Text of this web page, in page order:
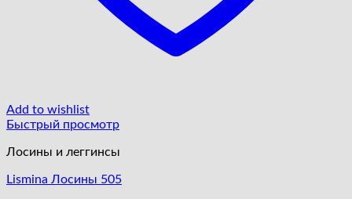
Add to wishlist
Быстрый просмотр
Лосины и леггинсы
Lismina Лосины 505